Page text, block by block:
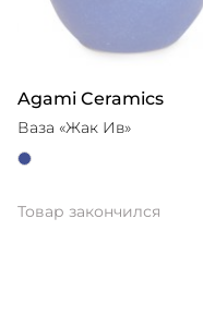
Agami Ceramics
Ваза «Жак Ив»
Товар закончился